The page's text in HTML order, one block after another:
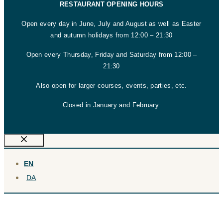
RESTAURANT OPENING HOURS
Open every day in June, July and August as well as Easter
and autumn holidays from 12:00 – 21:30
Open every Thursday, Friday and Saturday from 12:00 –
21:30
Also open for larger courses, events, parties, etc.
Closed in January and February.
Close
EN
DA